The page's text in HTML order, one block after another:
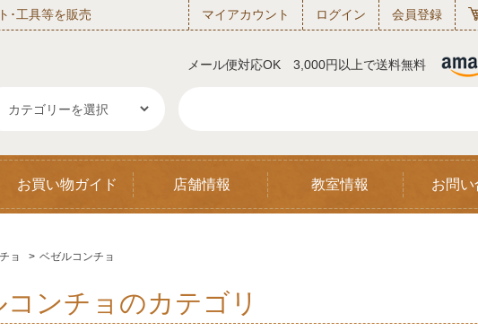
･工具等を販売 マイアカウント ログイン 会員登録
メール便対応OK 3,000円以上で送料無料
お買い物ガイド 店舗情報 教室情報 お問
ョ > ベゼルコンチョ
ンチョのカテゴリ